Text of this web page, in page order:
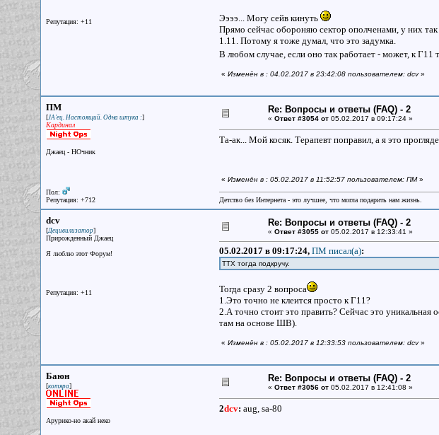
Репутация: +11
Ээээ... Могу сейв кинуть
Прямо сейчас обороняю сектор ополченами, у них
1.11. Потому я тоже думал, что это задумка.
В любом случае, если оно так работает - может, к Г11
« Изменён в : 04.02.2017 в 23:42:08 пользователем: dcv»
ПМ
[JA'ец. Настоящий. Одна штука :]
Кардинал
Джаец - НОчник
Пол:
Репутация: +712
Re: Вопросы и ответы (FAQ) - 2
« Ответ #3054 от 05.02.2017 в 09:17:24 »
Та-ак... Мой косяк. Терапевт поправил, а я это
« Изменён в : 05.02.2017 в 11:52:57 пользователем: ПМ»
Детство без Интернета - это лучшее, что могла подарить нам жизнь.
dcv
[Децивилизатор]
Прирожденный Джаец
Я люблю этот Форум!
Репутация: +11
Re: Вопросы и ответы (FAQ) - 2
« Ответ #3055 от 05.02.2017 в 12:33:41 »
05.02.2017 в 09:17:24, ПМ писал(a):
ТТХ тогда подкручу.
Тогда сразу 2 вопроса
1.Это точно не клеится просто к Г11?
2.А точно стоит это править? Сейчас это
там на основе ШВ).
« Изменён в : 05.02.2017 в 12:33:53 пользователем: dcv»
Баюн
[котяра]
Арурико-но акай неко
Re: Вопросы и ответы (FAQ) - 2
« Ответ #3056 от 05.02.2017 в 12:41:08 »
2dcv: aug, sa-80